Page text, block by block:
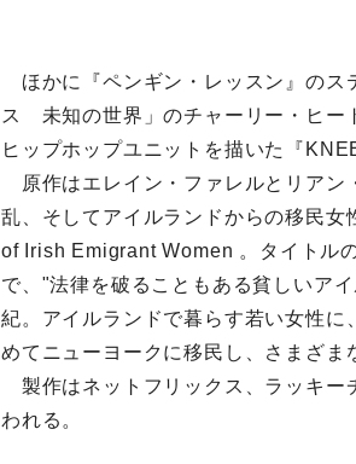
ほかに『ペンギン・レッスン』のス
ス 未知の世界」のチャーリー・ヒー
ヒップホップユニットを描いた『
原作はエレイン・ファレルとリアン
乱、そしてアイルランドからの移民
of Irish Emigrant Women 。タイトル
で、"法律を破ることもある貧しいア
紀。アイルランドで暮らす若い女性
めてニューヨークに移民し、さまざま
製作はネットフリックス、ラッキー
われる。